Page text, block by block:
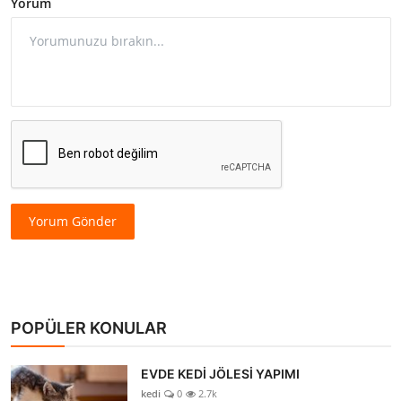
Yorum Gönder
POPÜLER KONULAR
EVDE KEDİ JÖLESİ YAPIMI
kedi 0 2.7k